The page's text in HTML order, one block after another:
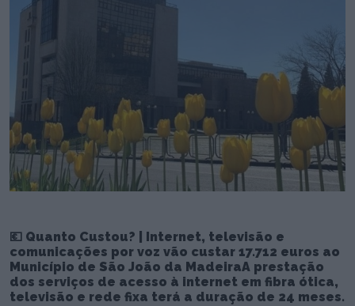
💶 Quanto Custou? | Internet, televisão e
comunicações por voz vão custar 17.712 euros ao
Município de São João da MadeiraA prestação
dos serviços de acesso à internet em fibra ótica,
televisão e rede fixa terá a duração de 24 meses.